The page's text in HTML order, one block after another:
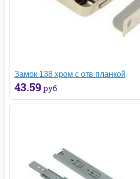
Замок 138 хром с отв планкой
43.59 руб.